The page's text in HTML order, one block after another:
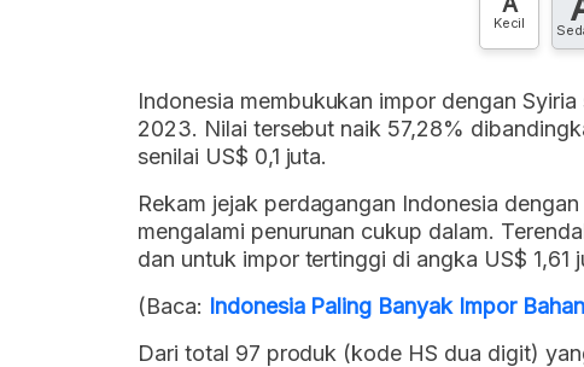
Kecil
Indonesia membukukan impor dengan
2023. Nilai tersebut naik 57,28%
senilai US$ 0,1 juta.
Rekam jejak perdagangan Indonesia
mengalami penurunan cukup dalam.
dan untuk impor tertinggi di angka US$ 1,61
(Baca: Indonesia Paling Banyak Impor
Dari total 97 produk (kode HS dua digit)